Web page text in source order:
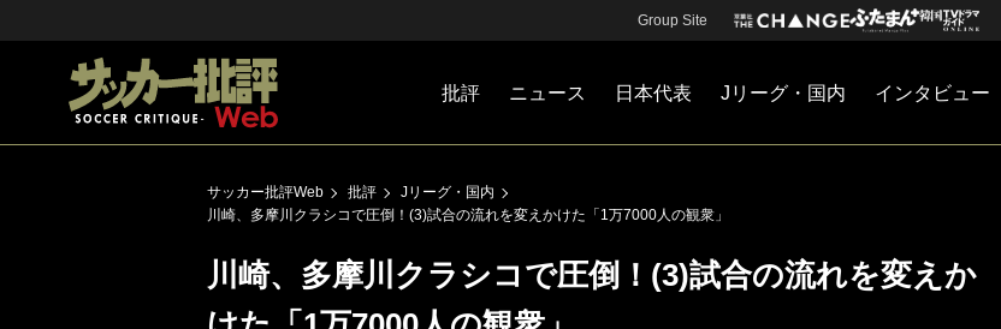
Group Site
批評 ニュース 日本代表 Jリーグ・国内 インタビュー
サッカー批評Web 批評
Jリーグ・国内
川崎、多摩川クラシコで圧倒！(3)試合の流れを変えかけた「1万7000人の観衆」
川崎、多摩川クラシコで圧倒！(3)試合の流れを変えか